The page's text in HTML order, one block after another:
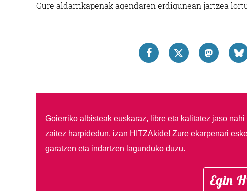
Gure aldarrikapenak agendaren erdigunean jartzea
Goierriko albisteak euskaraz, libre eta kalitatez jaso nahi
zaitez harpidedun, izan HITZAkide! Zure ekarpenari
garatzen eta indartzen lagunduko duzu.
Egin